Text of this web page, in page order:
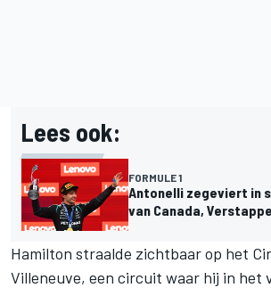
Lees ook:
FORMULE 1
Antonelli zegeviert in
van Canada,
Hamilton straalde zichtbaar op het
Villeneuve, een circuit waar hij in het